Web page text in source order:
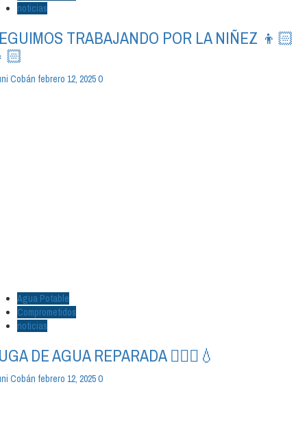
noticias
TRABAJANDO POR LA NIÑEZ 👦🏻
Cobán febrero 12, 20250
Agua Potable
Comprometidos
noticias
DE AGUA REPARADA 👷🏻‍♂️💧
Cobán febrero 12, 20250